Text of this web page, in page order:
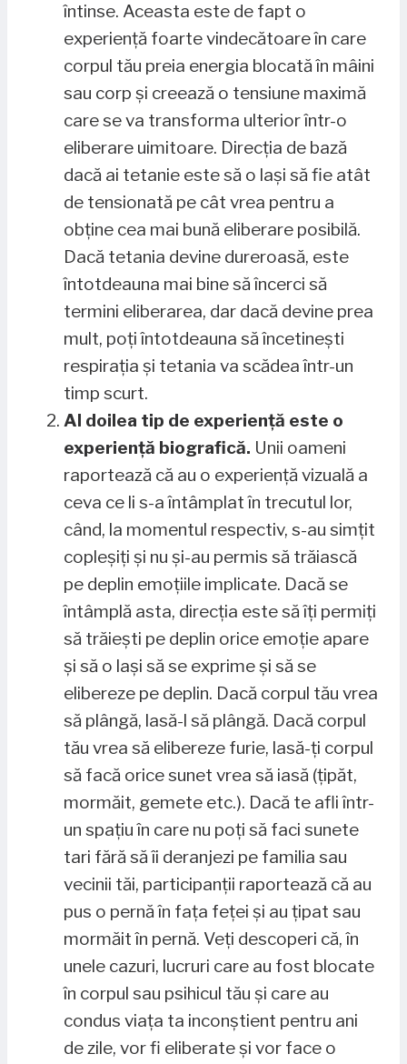
întinse. Aceasta este de fapt o
experiență foarte vindecătoare în care
corpul tău preia energia blocată în mâini
sau corp și creează o tensiune maximă
care se va transforma ulterior într-o
eliberare uimitoare. Direcția de bază
dacă ai tetanie este să o lași să fie atât
de tensionată pe cât vrea pentru a
obține cea mai bună eliberare posibilă.
Dacă tetania devine dureroasă, este
întotdeauna mai bine să încerci să
termini eliberarea, dar dacă devine prea
mult, poți întotdeauna să încetinești
respirația și tetania va scădea într-un
timp scurt.
Al doilea tip de experiență este o
experiență biografică. Unii oameni
raportează că au o experiență vizuală a
ceva ce li s-a întâmplat în trecutul lor,
când, la momentul respectiv, s-au simțit
copleșiți și nu și-au permis să trăiască
pe deplin emoțiile implicate. Dacă se
întâmplă asta, direcția este să îți permiți
să trăiești pe deplin orice emoție apare
și să o lași să se exprime și să se
elibereze pe deplin. Dacă corpul tău vrea
să plângă, lasă-l să plângă. Dacă corpul
tău vrea să elibereze furie, lasă-ți corpul
să facă orice sunet vrea să iasă (țipăt,
mormăit, gemete etc.). Dacă te afli într-
un spațiu în care nu poți să faci sunete
tari fără să îi deranjezi pe familia sau
vecinii tăi, participanții raportează că au
pus o pernă în fața feței și au țipat sau
mormăit în pernă. Veți descoperi că, în
unele cazuri, lucruri care au fost blocate
în corpul sau psihicul tău și care au
condus viața ta inconștient pentru ani
de zile, vor fi eliberate și vor face o